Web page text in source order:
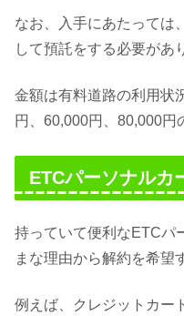
なお、入手にあたっては
して預託をする必要があ
金額は有料道路の利用状
円、60,000円、80,000円
ETCパーソナルカ
持っていて便利なETCパ
まな理由から解約を希望
例えば、クレジットカー